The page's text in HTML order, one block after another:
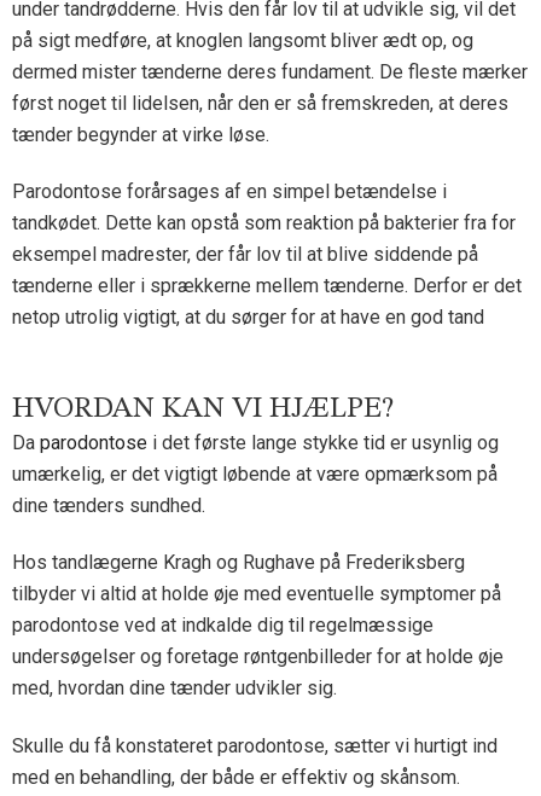
under tandrødderne. Hvis den får lov til at udvikle sig, vil det
på sigt medføre, at knoglen langsomt bliver ædt op, og
dermed mister tænderne deres fundament. De fleste mærker
først noget til lidelsen, når den er så fremskreden, at deres
tænder begynder at virke løse.
Parodontose forårsages af en simpel betændelse i
tandkødet. Dette kan opstå som reaktion på bakterier fra for
eksempel madrester, der får lov til at blive siddende på
tænderne eller i sprækkerne mellem tænderne. Derfor er det
netop utrolig vigtigt, at du sørger for at have en god tand
HVORDAN KAN VI HJÆLPE?
Da parodontose i det første lange stykke tid er usynlig og
umærkelig, er det vigtigt løbende at være opmærksom på
dine tænders sundhed.
Hos tandlægerne Kragh og Rughave på Frederiksberg
tilbyder vi altid at holde øje med eventuelle symptomer på
parodontose ved at indkalde dig til regelmæssige
undersøgelser og foretage røntgenbilleder for at holde øje
med, hvordan dine tænder udvikler sig.
Skulle du få konstateret parodontose, sætter vi hurtigt ind
med en behandling, der både er effektiv og skånsom.